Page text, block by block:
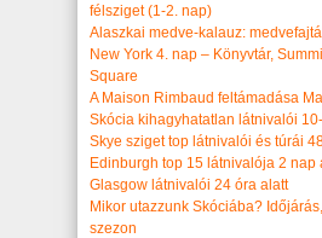
félsziget (1-2. nap)
Alaszkai medve-kalauz:
New York 4. nap – Könyvtár,
Square
A Maison Rimbaud feltámadása
Skócia kihagyhatatlan látnivalói
Skye sziget top látnivalói és túrái
Edinburgh top 15 látnivalója 2 nap
Glasgow látnivalói 24 óra alatt
Mikor utazzunk Skóciába?
szezon